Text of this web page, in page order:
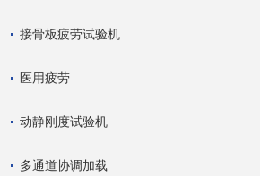
接骨板疲劳试验机
医用疲劳
动静刚度试验机
多通道协调加载